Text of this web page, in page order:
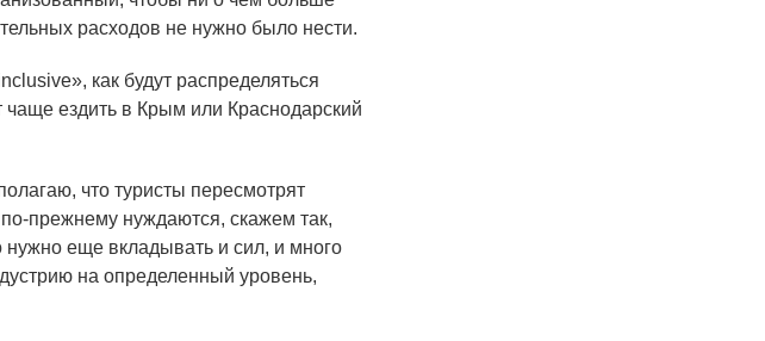
расходов не нужно было нести.
как будут распределяться
чаще ездить в Крым или Краснодарский
что туристы пересмотрят
прежнему нуждаются, скажем так,
еще вкладывать и сил, и много
на определенный уровень,